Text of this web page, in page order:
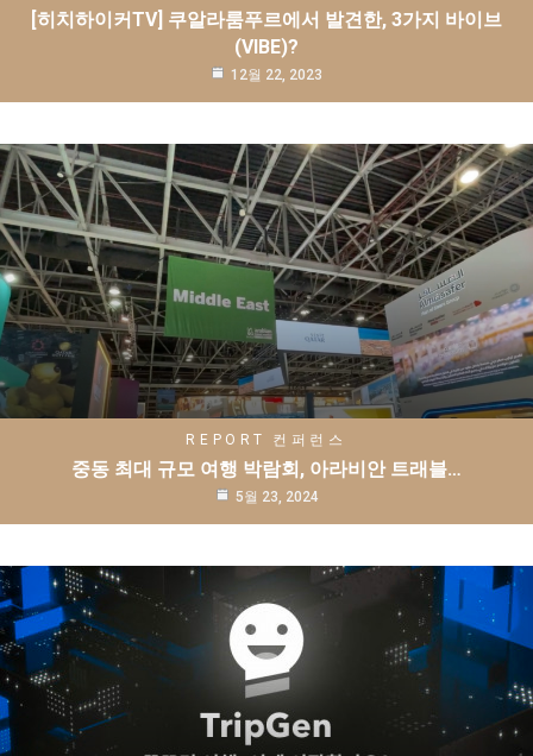
[히치하이커TV] 쿠알라룸푸르에서 발견한, 3가지 바이브
(VIBE)?
12월 22, 2023
REPORT 컨퍼런스
중동 최대 규모 여행 박람회, 아라비안 트래블…
5월 23, 2024